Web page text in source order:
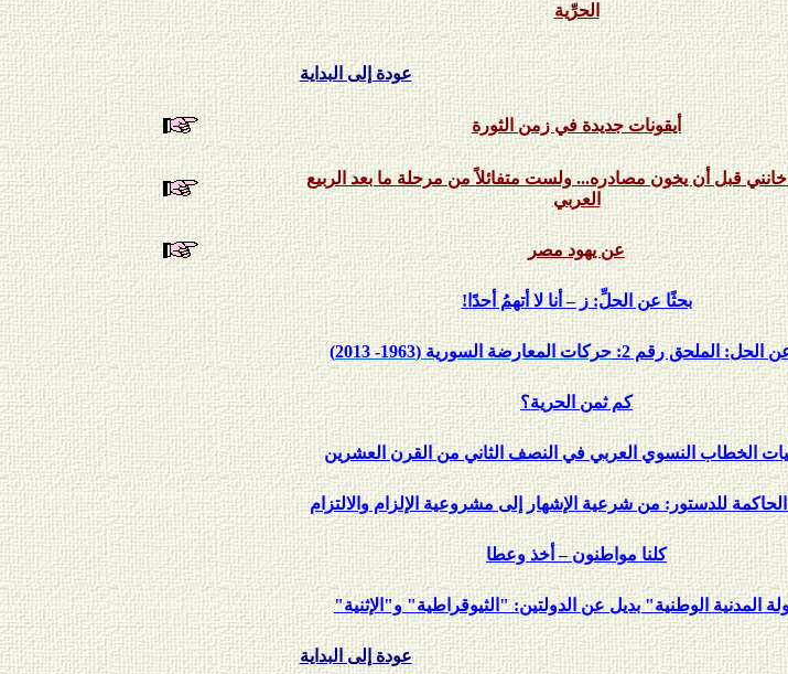
الحرِّية
عودة إلى البداية
أيقونات جديدة في زمن الثورة
خانني قبل أن يخون مصادره... ولست متفائلاً من مرحلة ما بعد الربيع
العربي
عن يهود مصر
بحثًا عن الحلِّ: ز – أنا لا أتهمُ أحدًا!
الحل: الملحق رقم 2: حركات المعارضة السورية (1963- 2013)
كم ثمن الحرية؟
الخطاب النسوي العربي في النصف الثاني من القرن العشرين
الحاكمة للدستور: من شرعية الإشهار إلى مشروعية الإلزام والالتزام
كلنا مواطنون – أخذ وعطا
المدنية الوطنية" بديل عن الدولتين: "الثيوقراطية" و"الإثنية"
عودة إلى البداية